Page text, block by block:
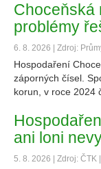
Choceňská
problémy
6. 8. 2026 | Zdroj:
Hospodaření
záporných čísel.
korun, v roce 2024
ani loni
5. 8. 2026 | Zdroj: ČTK |